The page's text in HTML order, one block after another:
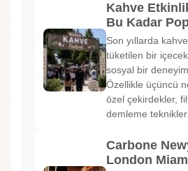
Kahve
Bu Kadar
Son yıllarda
tüketilen bir
sosyal bir
Özellikle üçüncü
özel çekirdekler,
demleme
Carbone
London